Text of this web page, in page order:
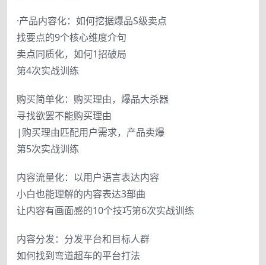
·产品内容化：如何挖据爆品S级卖点
找要点的9个核心维度介句
卖点同质化，如何1招破局
第4次实战训练
购买简单化：购买理由，爆品大杀器
寻找欲罢不能购买理由
|购买理由匹配用户需求，产品卖爆
第5次实战训练
内容流量化：以用户语言表达内容
小白也能理解的内容表达3部曲
让内容有画面感的10个技巧第6次实战训练
内容分发：分发平台和目标人群
如何找到弯道超车的平台打法